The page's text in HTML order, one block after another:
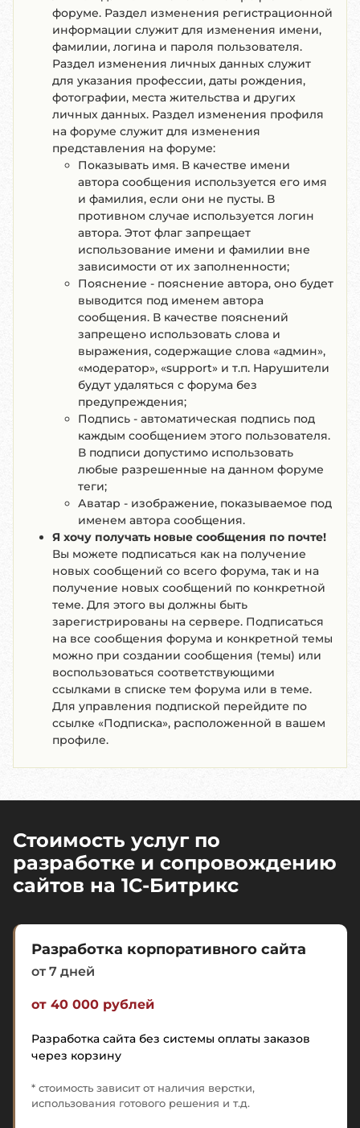
форуме. Раздел изменения регистрационной
информации служит для изменения имени,
фамилии, логина и пароля пользователя.
Раздел изменения личных данных служит
для указания профессии, даты рождения,
фотографии, места жительства и других
личных данных. Раздел изменения профиля
на форуме служит для изменения
представления на форуме:
Показывать имя.В качестве имени
автора сообщения используется его имя
и фамилия, если они не пусты. В
противном случае используется логин
автора. Этот флаг запрещает
использование имени и фамилии вне
зависимости от их заполненности;
Пояснение - пояснение автора, оно будет
выводится под именем автора
сообщения. В качестве пояснений
запрещено использовать слова и
выражения, содержащие слова «админ»,
«модератор», «support» и т.п. Нарушители
будут удаляться с форума без
предупреждения;
Подпись- автоматическая подпись под
каждым сообщением этого пользователя.
В подписи допустимо использовать
любые разрешенные на данном форуме
теги;
Аватар - изображение, показываемое под
именем автора сообщения.
Я хочу получать новые сообщения по почте!
Вы можете подписаться как на получение
новых сообщений со всего форума, так и на
получение новых сообщений по конкретной
теме. Для этого вы должны быть
зарегистрированы на сервере. Подписаться
на все сообщения форума и конкретной темы
можно при создании сообщения (темы) или
воспользоваться соответствующими
ссылками в списке тем форума или в теме.
Для управления подпиской перейдите по
ссылке «Подписка», расположенной в вашем
профиле.
Стоимость услуг по
разработке и сопровождению
сайтов на 1C-Битрикс
Разработка корпоративного сайта
от 7 дней
от 40 000 рублей
Разработка сайта без системы оплаты заказов
через корзину
* стоимость зависит от наличия верстки,
использования готового решения и т.д.